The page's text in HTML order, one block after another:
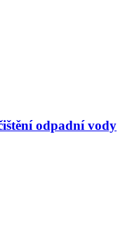
odpadní vody